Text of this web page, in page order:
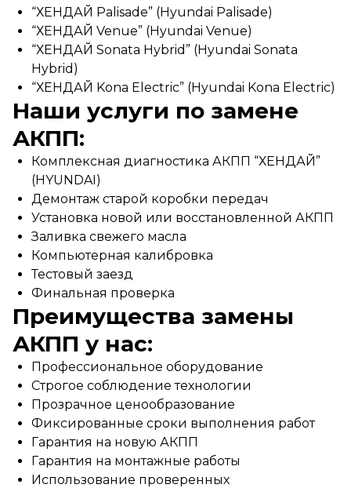
“ХЕНДАЙ Palisade” (Hyundai Palisade)
“ХЕНДАЙ Venue” (Hyundai Venue)
“ХЕНДАЙ Sonata Hybrid” (Hyundai Sonata
Hybrid)
“ХЕНДАЙ Kona Electric” (Hyundai Kona Electric)
Наши услуги по замене
АКПП:
Комплексная диагностика АКПП “ХЕНДАЙ”
(HYUNDAI)
Демонтаж старой коробки передач
Установка новой или восстановленной АКПП
Заливка свежего масла
Компьютерная калибровка
Тестовый заезд
Финальная проверка
Преимущества замены
АКПП у нас:
Профессиональное оборудование
Строгое соблюдение технологии
Прозрачное ценообразование
Фиксированные сроки выполнения работ
Гарантия на новую АКПП
Гарантия на монтажные работы
Использование проверенных